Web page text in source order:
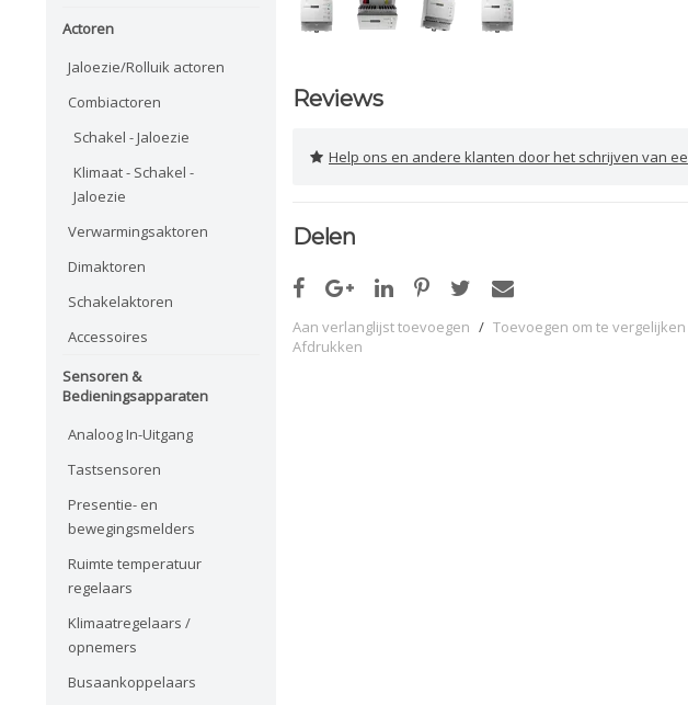
Actoren
Jaloezie/Rolluik actoren
Combiactoren
Schakel - Jaloezie
Klimaat - Schakel -
Jaloezie
Verwarmingsaktoren
Dimaktoren
Schakelaktoren
Accessoires
Sensoren &
Bedieningsapparaten
Analoog In-Uitgang
Tastsensoren
Presentie- en
bewegingsmelders
Ruimte temperatuur
regelaars
Klimaatregelaars /
opnemers
Busaankoppelaars
Reviews
Help ons en andere klanten door het schrijven van een review
Delen
Aan verlanglijst toevoegen / Toevoegen om te vergelijken
Afdrukken